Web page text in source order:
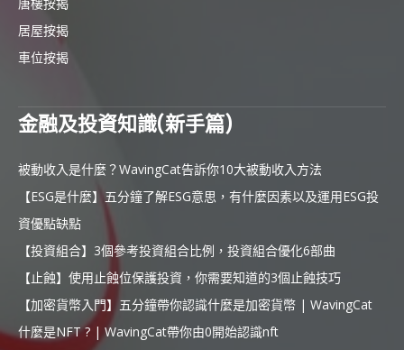
居屋按揭
車位按揭
金融及投資知識(新手篇)
被動收入是什麼？WavingCat告訴你10大被動收入方法
【ESG是什麼】五分鐘了解ESG意思，有什麼因素以及運用ESG投
資優點缺點
【投資組合】3個參考投資組合比例，投資組合優化6部曲
【止蝕】使用止蝕位保護投資，你需要知道的3個止蝕技巧
【加密貨幣入門】五分鐘帶你認識什麼是加密貨幣 | WavingCat
什麼是NFT ? | WavingCat帶你由0開始認識nft